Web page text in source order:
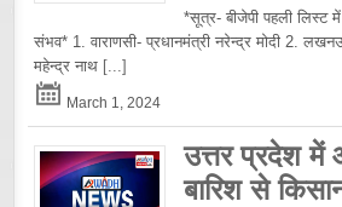
*सूत्र- बीजेपी पहली लिस्ट
संभव* 1. वाराणसी- प्रधानमंत्री नरेन्द्र मोदी 2.
महेन्द्र नाथ [...]
March 1, 2024
उत्तर प्रदेश में
बारिश से